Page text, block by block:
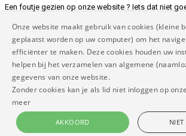
Een foutje gezien op onze website ? Iets dat niet
rapporteer@mymodelnetwork.eu zodat we de
en tenslotte voor iedereen.
Copyright MyModel Network 2026 |
voorwaarden|Privacy beleid
|
| | |
Het is niet toegestaan om teksten en/of beeldmateriaal van
manier dan ook te (her)gebruiken of te kopiëren als je niet de
Onze website maakt gebruik van cookies (kleine
geplaatst worden op uw computer) om het
efficiënter te maken. Deze cookies houden uw
helpen bij het verzamelen van algemene
gegevens van onze website.
Zonder cookies kan je als lid niet inloggen op
meer
AKKOORD